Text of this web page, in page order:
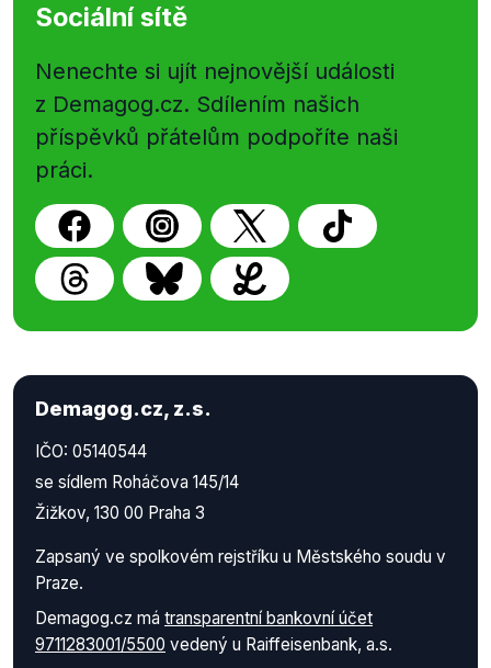
Sociální sítě
Nenechte si ujít nejnovější události
z Demagog.cz. Sdílením našich
příspěvků přátelům podpoříte naši
práci.
Demagog.cz, z.s.
IČO: 05140544
se sídlem Roháčova 145/14
Žižkov, 130 00 Praha 3
Zapsaný ve spolkovém rejstříku u Městského soudu v
Praze.
Demagog.cz má transparentní bankovní účet
9711283001/5500 vedený u Raiffeisenbank, a.s.